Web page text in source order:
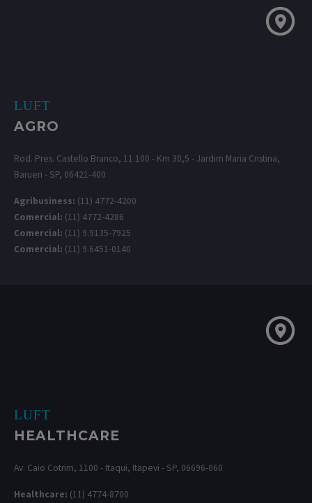
LUFT
AGRO
Rod. Pres. Castello Branco, 11.100 - Km 30,5 - Jardim Maria Cristina,
Barueri - SP, 06421-400
Agribusiness: (11) 4772-4200
Comercial: (11) 4772-4286
Comercial: (11) 9.9135-7925
Comercial: (11) 9.6451-0140
LUFT
HEALTHCARE
Av. Caio Cotrim, 1100 - Itaqui, Itapevi - SP, 06696-060
Healthcare: (11) 4774-8700